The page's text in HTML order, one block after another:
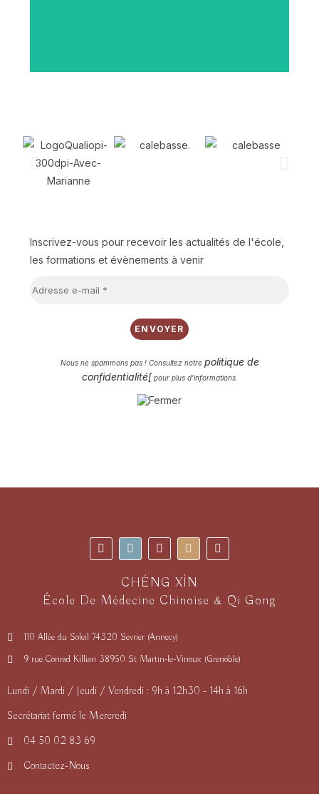
Inscrivez-vous pour recevoir les actualités de l'école,
les formations et évènements à venir
Nous ne spammons pas ! Consultez notre politique de
confidentialité[ pour plus d’informations.
CHÉNG XÌN
École De Médecine Chinoise & Qi Gong
110 Allée du Soleil 74320 Sevrier (Annecy)
9 rue Conrad Killian 38950 St Martin-le-Vinoux (Grenoble)
Lundi / Mardi / Jeudi / Vendredi : 9h à 12h30 - 14h à 16h
Secrétariat fermé le Mercredi
04 50 02 83 69
Contactez-Nous